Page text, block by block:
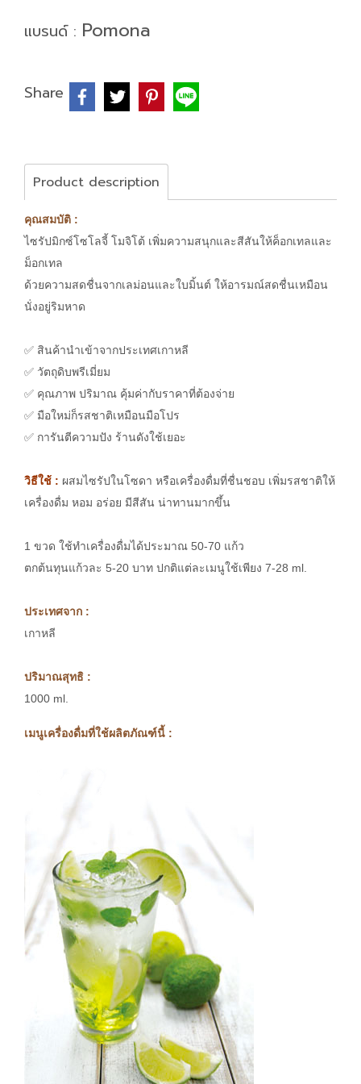
แบรนด์ : Pomona
Share
Product description
คุณสมบัติ :
ไซรัปมิกซ์โซโลจี้ โมจิโต้ เพิ่มความสนุกและสีสันให้ค็อกเทลและ
ม็อกเทล
ด้วยความสดชื่นจากเลม่อนและใบมิ้นต์ ให้อารมณ์สดชื่นเหมือน
นั่งอยู่ริมหาด
✅ สินค้านำเข้าจากประเทศเกาหลี
✅ วัตถุดิบพรีเมี่ยม
✅ คุณภาพ ปริมาณ คุ้มค่ากับราคาที่ต้องจ่าย
✅ มือใหม่ก็รสชาติเหมือนมือโปร
✅ การันตีความปัง ร้านดังใช้เยอะ
วิธีใช้ : ผสมไซรัปในโซดา หรือเครื่องดื่มที่ชื่นชอบ เพิ่มรสชาติให้
เครื่องดื่ม หอม อร่อย มีสีสัน น่าทานมากขึ้น
1 ขวด ใช้ทำเครื่องดื่มได้ประมาณ 50-70 แก้ว
ตกต้นทุนแก้วละ 5-20 บาท ปกติแต่ละเมนูใช้เพียง 7-28 ml.
ประเทศจาก :
เกาหลี
ปริมาณสุทธิ :
1000 ml.
เมนูเครื่องดื่มที่ใช้ผลิตภัณฑ์นี้ :